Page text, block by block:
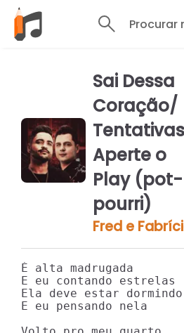
Procurar
Sai Dessa
Coração/
Aperte o
Play (pot-
pourri)
Fred e
É alta madrugada
E eu contando estrelas
Ela deve estar dormindo
E eu pensando nela